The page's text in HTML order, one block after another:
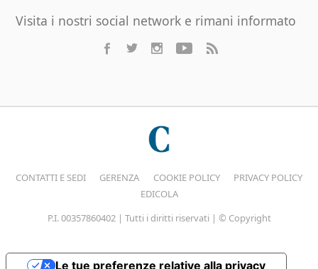
Visita i nostri social network e rimani informato
CONTATTI E SEDI GERENZA COOKIE POLICY
PRIVACY POLICY
EDICOLA
P.I. 00357860402 | Tutti i diritti riservati | © Copyright
Le tue preferenze relative alla privacy